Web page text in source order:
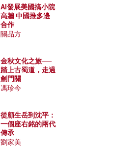
AI發展美國搞小院
高牆 中國推多邊
合作
關品方
金秋文化之旅──
踏上古蜀道，走過
劍門關
馮珍今
從顧生岳到沈平：
一個座右銘的兩代
傳承
劉家美